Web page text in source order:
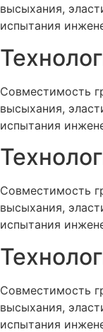
высыхания,
испытания
Совместимость
высыхания,
испытания
Совместимость
высыхания,
испытания
Совместимость
высыхания,
испытания